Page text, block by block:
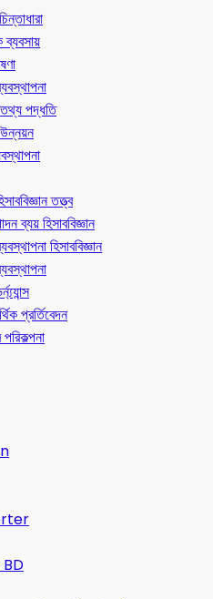
পদ্ধতি
তত্ত্ব
ব্যয় হিসাববিজ্ঞান
হিসাববিজ্ঞান
প্রর্তিবেদন
BD